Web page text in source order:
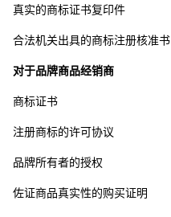
真实的商标证书复印件
合法机关出具的商标注册核准书
对于品牌商品经销商
商标证书
注册商标的许可协议
品牌所有者的授权
佐证商品真实性的购买证明